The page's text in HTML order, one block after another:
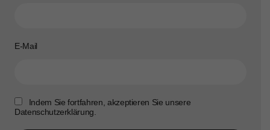
E-Mail
Indem Sie fortfahren, akzeptieren Sie unsere
Datenschutzerklärung.